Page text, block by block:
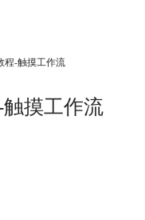
程-触摸工作流
触摸工作流